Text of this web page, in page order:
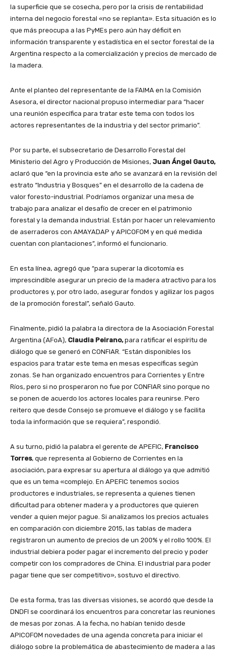
la superficie que se cosecha, pero por la crisis de rentabilidad
interna del negocio forestal «no se replanta». Esta situación es lo
que más preocupa a las PyMEs pero aún hay déficit en
información transparente y estadística en el sector forestal de la
Argentina respecto a la comercialización y precios de mercado de
la madera.
Ante el planteo del representante de la FAIMA en la Comisión
Asesora, el director nacional propuso intermediar para “hacer
una reunión específica para tratar este tema con todos los
actores representantes de la industria y del sector primario”.
Por su parte, el subsecretario de Desarrollo Forestal del
Ministerio del Agro y Producción de Misiones, Juan Ángel Gauto,
aclaró que “en la provincia este año se avanzará en la revisión del
estrato “Industria y Bosques” en el desarrollo de la cadena de
valor foresto-industrial. Podríamos organizar una mesa de
trabajo para analizar el desafío de crecer en el patrimonio
forestal y la demanda industrial. Están por hacer un relevamiento
de aserraderos con AMAYADAP y APICOFOM y en qué medida
cuentan con plantaciones”, informó el funcionario.
En esta línea, agregó que “para superar la dicotomía es
imprescindible asegurar un precio de la madera atractivo para los
productores y, por otro lado, asegurar fondos y agilizar los pagos
de la promoción forestal”, señaló Gauto.
Finalmente, pidió la palabra la directora de la Asociación Forestal
Argentina (AFoA), Claudia Peirano,para ratificar el espíritu de
diálogo que se generó en CONFIAR. “Están disponibles los
espacios para tratar este tema en mesas específicas según
zonas. Se han organizado encuentros para Corrientes y Entre
Ríos, pero si no prosperaron no fue por CONFIAR sino porque no
se ponen de acuerdo los actores locales para reunirse. Pero
reitero que desde Consejo se promueve el diálogo y se facilita
toda la información que se requiera”, respondió.
A su turno, pidió la palabra el gerente de APEFIC, Francisco
Torres, que representa al Gobierno de Corrientes en la
asociación, para expresar su apertura al diálogo ya que admitió
que es un tema «complejo. En APEFIC tenemos socios
productores e industriales, se representa a quienes tienen
dificultad para obtener madera y a productores que quieren
vender a quien mejor pague. Si analizamos los precios actuales
en comparación con diciembre 2015, las tablas de madera
registraron un aumento de precios de un 200% y el rollo 100%. El
industrial debiera poder pagar el incremento del precio y poder
competir con los compradores de China. El industrial para poder
pagar tiene que ser competitivo», sostuvo el directivo.
De esta forma, tras las diversas visiones, se acordó que desde la
DNDFI se coordinará los encuentros para concretar las reuniones
de mesas por zonas. A la fecha, no habían tenido desde
APICOFOM novedades de una agenda concreta para iniciar el
diálogo sobre la problemática de abastecimiento de madera a las